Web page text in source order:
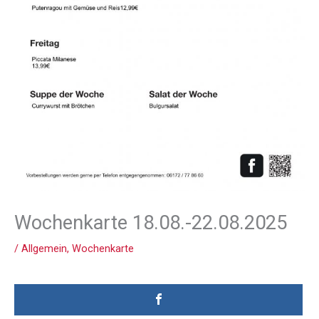
Wochenkarte 18.08.-22.08.2025
/ Allgemein, Wochenkarte